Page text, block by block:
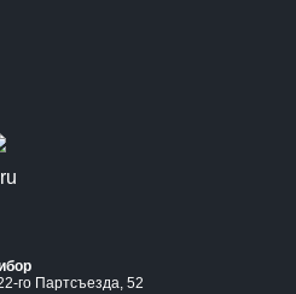
го Партсъезда, 52